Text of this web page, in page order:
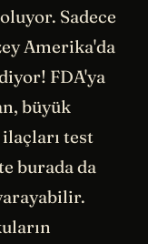
Sadece
Amerika'da
FDA'ya
büyük
test
burada da